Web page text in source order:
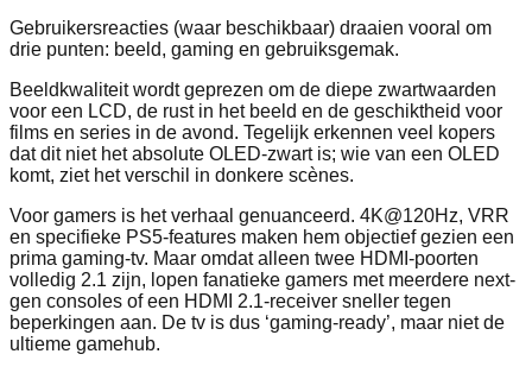
Gebruikersreacties (waar beschikbaar) draaien vooral om
drie punten: beeld, gaming en gebruiksgemak.
Beeldkwaliteit wordt geprezen om de diepe zwartwaarden
voor een LCD, de rust in het beeld en de geschiktheid voor
films en series in de avond. Tegelijk erkennen veel kopers
dat dit niet het absolute OLED-zwart is; wie van een OLED
komt, ziet het verschil in donkere scènes.
Voor gamers is het verhaal genuanceerd. 4K@120Hz, VRR
en specifieke PS5-features maken hem objectief gezien een
prima gaming-tv. Maar omdat alleen twee HDMI-poorten
volledig 2.1 zijn, lopen fanatieke gamers met meerdere next-
gen consoles of een HDMI 2.1-receiver sneller tegen
beperkingen aan. De tv is dus ‘gaming-ready’, maar niet de
ultieme gamehub.